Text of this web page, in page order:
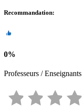
Recommandation:
0%
Professeurs / Enseignants